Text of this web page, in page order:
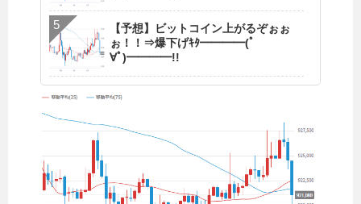
【予想】ビットコイン上がるぞぉぉ
ぉ！！⇒爆下げｷﾀ━━━━(ﾟ
∀ﾟ)━━━━!!